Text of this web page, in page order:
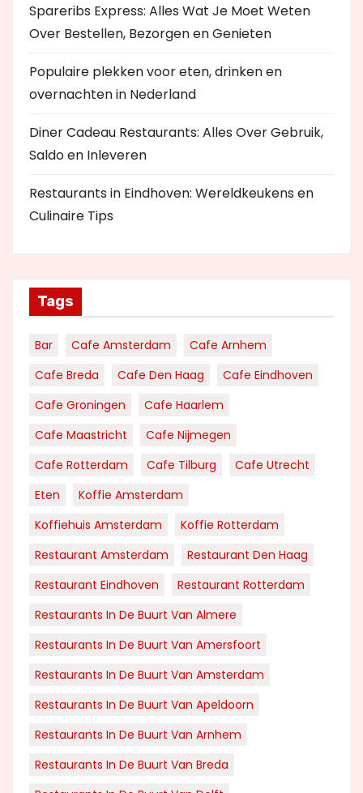
Spareribs Express: Alles Wat Je Moet Weten
Over Bestellen, Bezorgen en Genieten
Populaire plekken voor eten, drinken en
overnachten in Nederland
Diner Cadeau Restaurants: Alles Over Gebruik,
Saldo en Inleveren
Restaurants in Eindhoven: Wereldkeukens en
Culinaire Tips
Tags
Bar Cafe Amsterdam
Cafe Arnhem
Cafe Breda
Cafe Den Haag
Cafe Eindhoven
Cafe Groningen
Cafe Haarlem
Cafe Maastricht
Cafe Nijmegen
Cafe Rotterdam
Cafe Tilburg
Cafe Utrecht
Eten
Koffie Amsterdam
Koffiehuis Amsterdam
Koffie Rotterdam
Restaurant Amsterdam
Restaurant Den Haag
Restaurant Eindhoven
Restaurant Rotterdam
Restaurants In De Buurt Van Almere
Restaurants In De Buurt Van Amersfoort
Restaurants In De Buurt Van Amsterdam
Restaurants In De Buurt Van Apeldoorn
Restaurants In De Buurt Van Arnhem
Restaurants In De Buurt Van Breda